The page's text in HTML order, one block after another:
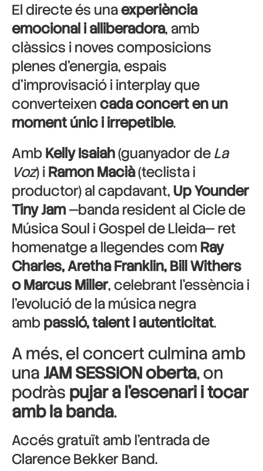
El directe és unaexperiència
emocional i alliberadora, amb
clàssics i noves composicions
plenes d’energia, espais
d’improvisació i interplay que
converteixencada concert en un
moment únic i irrepetible.
AmbKelly Isaiah(guanyador deLa
Voz) iRamon Macià(teclista i
productor) al capdavant, Up Younder
Tiny Jam—banda resident al Cicle de
Música Soul i Gospel de Lleida— ret
homenatge a llegendes com Ray
Charles, Aretha Franklin, Bill Withers
o Marcus Miller, celebrant l’essència i
l’evolució de la música negra
ambpassió, talent i autenticitat.
A més, el concert culmina amb
una JAM SESSION oberta, on
podràs pujar a l’escenari i tocar
amb la banda.
Accés gratuït amb l’entrada de
Clarence Bekker Band.